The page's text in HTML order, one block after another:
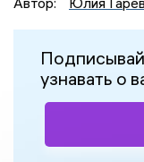
узнавать о